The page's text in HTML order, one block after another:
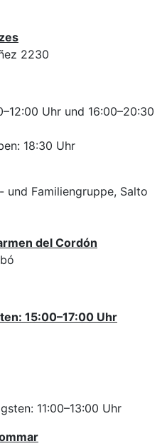
2230
Uhr und 16:00–20:30
18:30 Uhr
und Familiengruppe, Salto
del Cordón
15:00–17:00 Uhr
11:00–13:00 Uhr